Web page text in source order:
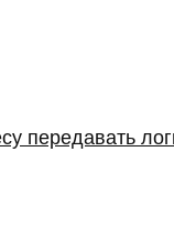
передавать